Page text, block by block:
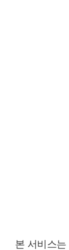
본 서비스는